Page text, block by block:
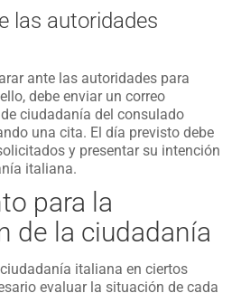
las autoridades
ante las autoridades para
debe enviar un correo
ciudadanía del consulado
una cita. El día previsto debe
y presentar su intención
italiana.
para la
de la ciudadanía
italiana en ciertos
evaluar la situación de cada